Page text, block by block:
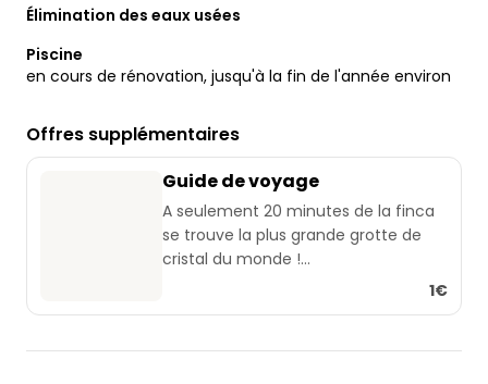
Élimination des eaux usées
Piscine
en cours de rénovation, jusqu'à la fin de l'année environ
Offres supplémentaires
Guide de voyage
A seulement 20 minutes de la finca
se trouve la plus grande grotte de
cristal du monde !
populaire.
1€